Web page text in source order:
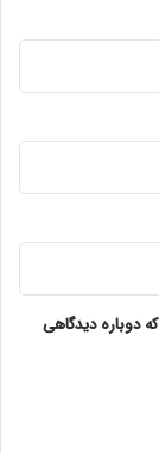
دوباره دیدگاهی